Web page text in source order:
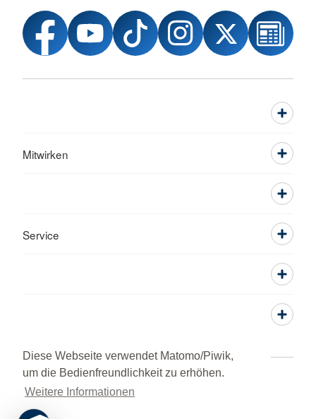
Diese Webseite verwendet Matomo/Piwik,
um die Bedienfreundlichkeit zu erhöhen.
Weitere Informationen
Mitwirken
Service
Grundsatzerklärung nach LkSG
HINWEISGEBERPORTAL